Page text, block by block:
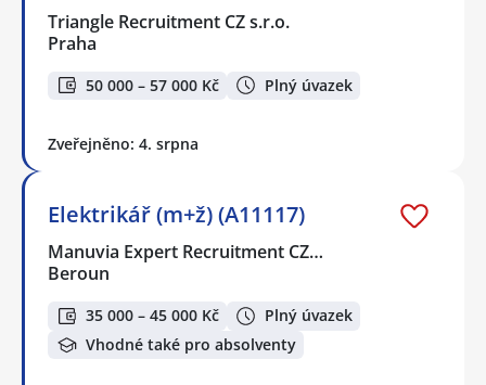
Triangle Recruitment CZ s.r.o.
Praha
50 000 – 57 000 Kč Plný úvazek
Zveřejněno: 4. srpna
Elektrikář (m+ž) (A11117)
Manuvia Expert Recruitment CZ…
Beroun
35 000 – 45 000 Kč
Plný úvazek
Vhodné také pro absolventy